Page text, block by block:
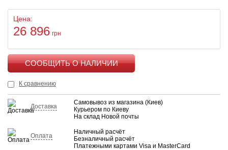
Цена:
26 896 грн
К сравнению
Доставка
Самовывоз из магазина (Киев)
Курьером по Киеву
На склад Новой почты
Оплата
Наличный расчёт
Безналичный расчёт
Платежными картами Visa и MasterCard